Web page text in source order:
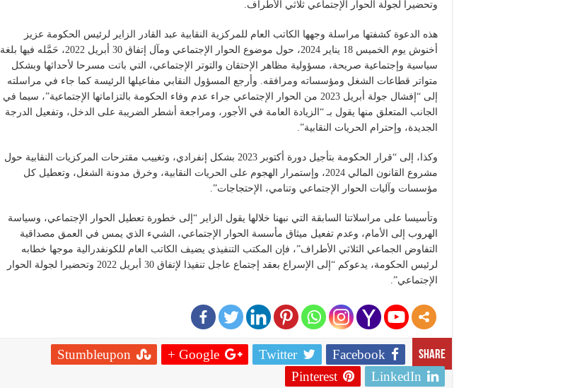
وتحضيرا لجولة الحوار الإجتماعي ثلاثي الأطراف.
هذه الدعوة كشفتها مراسلة وجهها الكاتب العام للمركزية النقابية عبد القادر الزاير لرئيس الحكومة عزيز
أخنوش يوم الخميس 18 يناير 2024، حول موضوع الحوار الإجتماعي ومآل إتفاق 30 أبريل 2022، حَمَّله فيها بلغة
سياسية وإجتماعية صريحة، مسؤولية مظاهر الإحتقان والتوتر الإجتماعي، التي باتت مسرحا لأحداثها وبشكل
متواتر قطاعات الشغل ومؤسساته ومرافقه. وأرجع المسؤول النقابي مفاعيلها الرئيسة كما جاء في مراسلته
إلى “إفشال جولة أبريل 2023 من الحوار الإجتماعي جراء عدم وفاء الحكومة بالتزاماتها الإجتماعية”، سيما في
الجانب المتعلق منها يقول بـ “الزيادة العامة في الأجور، ومراجعة أشطر الضريبة على الدخل، وتفعيل الدرجة
الجديدة، وإحترام الحريات النقابية”.
وكذا، إلى “قرار الحكومة بتأجيل دورة أكتوبر 2023 بشكل إنفرادي، وتغييب مقترحات المركزيات النقابية حول
مشروع القانون المالي 2024، وإستمرار الهجوم على الحريات النقابية، وخرق مدونة الشغل، وتعطيل كل
مؤسسات وآليات الحوار الإجتماعي وتنامي، الإحتجاجات”.
وتأسيسا على مراسلاتنا السابقة التي نبهنا خلالها يقول الزاير “إلى خطورة تعطيل الحوار الإجتماعي، وسياسة
الهروب إلى الأمام، وعدم تفعيل ميثاق مأسسة الحوار الإجتماعي، الشيء الذي يمس في العمق مصداقية
التفاوض الجماعي الثلاثي الأطراف”، فإن المكتب التنفيذي يضيف الكاتب العام للكونفدرالية موجها خطابه
لرئيس الحكومة، يدعوكم “إلى الإسراع بعقد إجتماع عاجل تنفيذا لإتفاق 30 أبريل 2022 وتحضيرا لجولة الحوار
الإجتماعي”.
Share
Facebook
Twitter
Google +
Stumbleupon
LinkedIn
Pinterest